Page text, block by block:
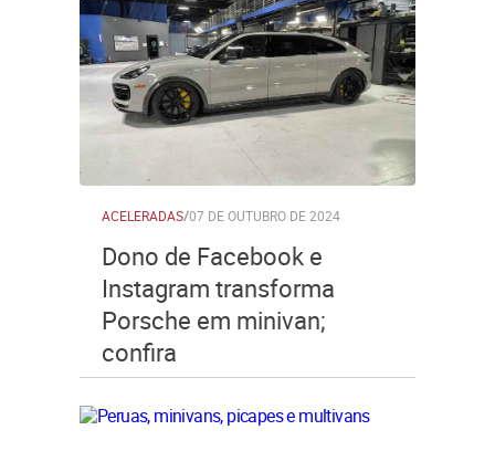
ACELERADAS/07 DE OUTUBRO DE 2024
Dono de Facebook e
Instagram transforma
Porsche em minivan;
confira